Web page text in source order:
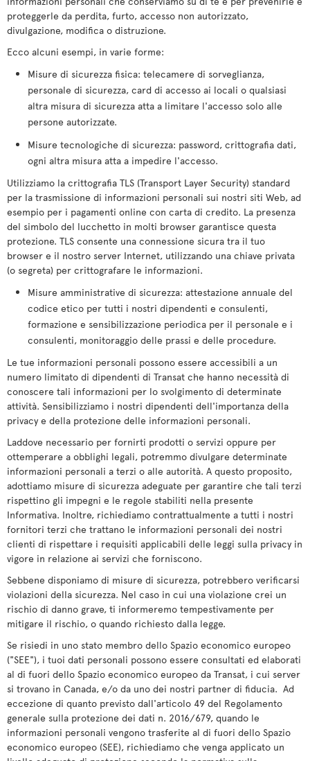
proteggerle da perdita, furto, accesso non autorizzato,
divulgazione, modifica o distruzione.
Ecco alcuni esempi, in varie forme:
Misure di sicurezza fisica: telecamere di sorveglianza,
personale di sicurezza, card di accesso ai locali o qualsiasi
altra misura di sicurezza atta a limitare l'accesso solo alle
persone autorizzate.
Misure tecnologiche di sicurezza: password, crittografia dati,
ogni altra misura atta a impedire l'accesso.
Utilizziamo la crittografia TLS (Transport Layer Security) standard
per la trasmissione di informazioni personali sui nostri siti Web, ad
esempio per i pagamenti online con carta di credito. La presenza
del simbolo del lucchetto in molti browser garantisce questa
protezione. TLS consente una connessione sicura tra il tuo
browser e il nostro server Internet, utilizzando una chiave privata
(o segreta) per crittografare le informazioni.
Misure amministrative di sicurezza: attestazione annuale del
codice etico per tutti i nostri dipendenti e consulenti,
formazione e sensibilizzazione periodica per il personale e i
consulenti, monitoraggio delle prassi e delle procedure.
Le tue informazioni personali possono essere accessibili a un
numero limitato di dipendenti di Transat che hanno necessità di
conoscere tali informazioni per lo svolgimento di determinate
attività. Sensibilizziamo i nostri dipendenti dell'importanza della
privacy e della protezione delle informazioni personali.
Laddove necessario per fornirti prodotti o servizi oppure per
ottemperare a obblighi legali, potremmo divulgare determinate
informazioni personali a terzi o alle autorità. A questo proposito,
adottiamo misure di sicurezza adeguate per garantire che tali terzi
rispettino gli impegni e le regole stabiliti nella presente
Informativa. Inoltre, richiediamo contrattualmente a tutti i nostri
fornitori terzi che trattano le informazioni personali dei nostri
clienti di rispettare i requisiti applicabili delle leggi sulla privacy in
vigore in relazione ai servizi che forniscono.
Sebbene disponiamo di misure di sicurezza, potrebbero verificarsi
violazioni della sicurezza. Nel caso in cui una violazione crei un
rischio di danno grave, ti informeremo tempestivamente per
mitigare il rischio, o quando richiesto dalla legge.
Se risiedi in uno stato membro dello Spazio economico europeo
("SEE"), i tuoi dati personali possono essere consultati ed elaborati
al di fuori dello Spazio economico europeo da Transat, i cui server
si trovano in Canada, e/o da uno dei nostri partner di fiducia. Ad
eccezione di quanto previsto dall'articolo 49 del Regolamento
generale sulla protezione dei dati n. 2016/679, quando le
informazioni personali vengono trasferite al di fuori dello Spazio
economico europeo (SEE), richiediamo che venga applicato un